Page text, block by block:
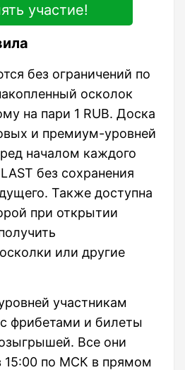
участие!
без ограничений по
осколок
на пари 1 RUB. Доска
и премиум-уровней
началом каждого
без сохранения
Также доступна
при открытии
или другие
участникам
фрибетами и билеты
Все они
15:00 по МСК в прямом